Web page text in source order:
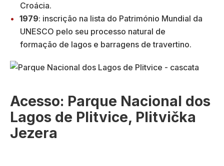
Croácia.
1979: inscrição na lista do Património Mundial da
UNESCO pelo seu processo natural de
formação de lagos e barragens de travertino.
Acesso: Parque Nacional dos
Lagos de Plitvice, Plitvička
Jezera